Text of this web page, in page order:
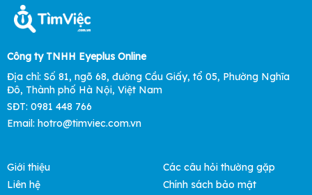
Công ty TNHH Eyeplus Online
Địa chỉ: Số 81, ngõ 68, đường Cầu Giấy, tổ 05, Phường Nghĩa
Đô, Thành phố Hà Nội, Việt Nam
SĐT: 0981 448 766
Email: hotro@timviec.com.vn
Giới thiệu
Liên hệ
Các câu hỏi thường gặp
Chính sách bảo mật